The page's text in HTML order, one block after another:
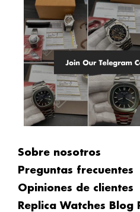
Sobre nosotros
Preguntas frecuentes
Opiniones de clientes
Replica Watches Blog